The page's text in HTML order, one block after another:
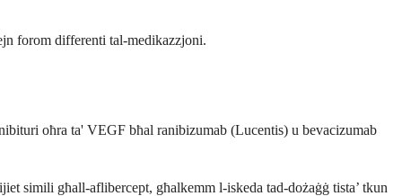
forom differenti tal-medikazzjoni.
oħra ta' VEGF bħal ranibizumab (Lucentis) u bevacizumab
simili għall-aflibercept, għalkemm l-iskeda tad-dożaġġ tista’ tkun